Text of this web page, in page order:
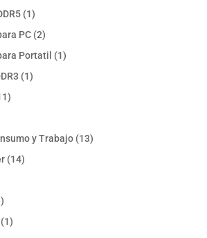
producto
11
producto
PC 22
productos
Portatil 11
11
11
y Trabajo 1313
1414
9
productos
11